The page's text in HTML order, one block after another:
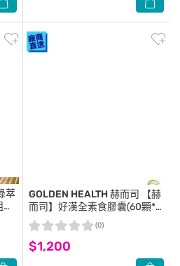
萃
GOLDEN HEALTH 赫而司
【赫
而司】好漢全素食膠囊(60顆*1
罐)男性備孕八合一配方-肉酸/
精胺酸/Q10/葉酸/鋅/酵母/硒/
維生素E
$1,200
(0)